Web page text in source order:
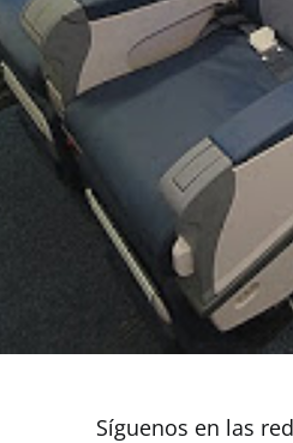
Síguenos en las